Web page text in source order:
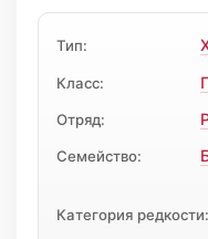
Тип:
Класс:
Отряд:
Семейство:
Категория